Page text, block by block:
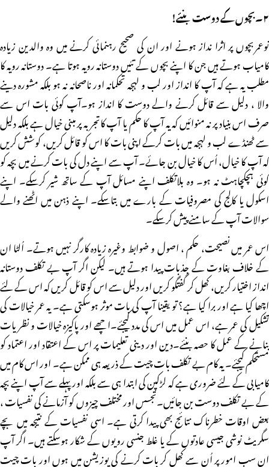
۲۔بچوں کے دوست بنئے!
نوعمربچوں پر اثرا نداز ہونے اور ان کی صحیح رہنمائی کرنے میں وہ والدین زیادہ
کامیاب ہوتے ہیں جن کا اپنے بچوں کے تئیں دوستانہ رویہ ہوتا ہے۔ دوستانہ رویہ کا
مطلب یہ ہے کہ آپ کا انداز اور لب و لہجہ تحکمانہ اور ناصحانہ نہ ہو بلکہ مشورہ دینے
والا ، دلیل سے قائل کرنے والے دوست کا انداز ہو۔آپ کوئی بات اس سے
صرف اس بنیاد پر نہ منوائیں کہ یہ آپ کا حکم یا آپ کاتجربہ پر مبنی خیال ہے بلکہ دلیل
سے ٹھنڈے لب و لہجہ میں بات کرکے اپنی بات کا اس کو قائل کریں، کوشش کریں
کہ آپ کا خیال، اُس کا خیال بن جائے۔ آپ سے اپنے دل کی بات کرنے میں بچہ کو
کوئی ہچکچاہٹ نہ ہو۔ وہ بلاتکلف اپنے مسائل آپ کے ساتھ شیر کرسکے۔ اپنے
اسکول یا کالج کی مصروفیات کے بارے میں بتاسکے۔ اپنے ذہن میں اٹھنے والے
سوالات آپ کے سامنے پیش کرسکے۔
اس عمر میں نصیحت، حکم ، اصول و ضوابط وغیرہ زیادہ کارگر نہیں ہوتے۔ اُلٹا ان
کے خلاف بغاوت کے جذبات پیدا ہوتے ہیں۔ لیکن اگر آپ بے تکلف دوستانہ
انداز اختیار کریں، کھل کر گفتگو کریں اور دلیل سے اس کو قائل کریں کہ اس کے لئے
اچھا کیا ہے اور برا کیا ہے؟ تو یقینا آپ کی بات موثر ہوسکتی ہے۔ یہ عمر خیالات کی
تشکیل کی عمر ہے، اس عمل میں اس کی مدد کیجئے۔اچھے اور پاکیزہ خیالات و نظریات
بنانے کے عمل کا حصہ بنئے۔دین اور دینی تعلیمات پر اس کے اعتقاد اور اعتماد کو
مستحکم کیجئے۔ یہ کام بے تکلف بات چیت کے ذریعہ ہی ممکن ہے۔ اور اس کام میں
کامیابی کے لئے ضروری ہے کہ لڑکپن کی ابتدا ہی سے بلکہ اور پہلے سے آپ اپنے بچہ
کے بے تکلف دوست بن جائیں۔تجسس اور مختلف چیزوں کو آزمانے کی نفسیات ،
بعض اوقات خطرناک نتائج بھی پیدا کرتی ہے۔ اسی نفسیات کے نتیجہ میں بچے
سگریٹ نوشی جیسی عادتوں کے یا غلط جنسی رویوں کے شکار ہوسکتے ہیں۔ اگر آپ
ان سب امور پر اُن سے کھل کر بات کرنے کی پوزیشن میں ہوں اور بات چیت